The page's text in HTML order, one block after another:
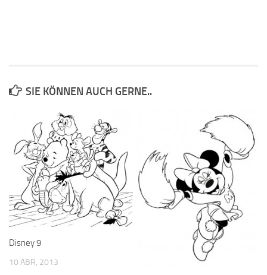
SIE KÖNNEN AUCH GERNE..
Disney 9
10 ABR, 2013